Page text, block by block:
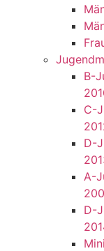
B-
C-
D-
A-
D-